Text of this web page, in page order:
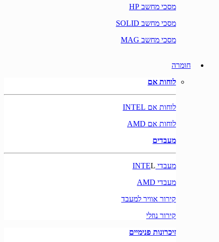
מסכי מחשב HP
מסכי מחשב SOLID
מסכי מחשב MAG
חומרה
לוחות אם
לוחות אם INTEL
לוחות אם AMD
מעבדים
מעבדי INTE L
מעבדי AMD
קירור אוויר למעבד
קירור נוזלי
זיכרונות פנימיים